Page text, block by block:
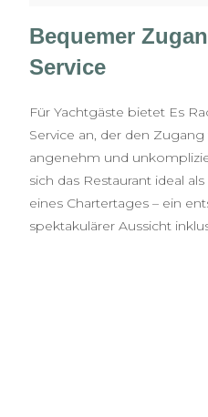
Bequemer
Service
Für Yachtgäste bietet Es
Service an, der den
angenehm und
sich das Restaurant ideal
eines Chartertages – ein
spektakulärer Aussicht